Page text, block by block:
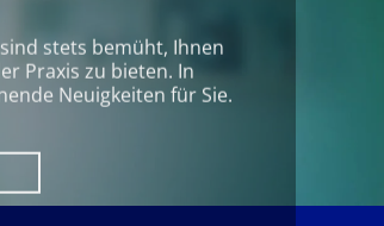
stets bemüht, Ihnen
Praxis zu bieten. In
Neuigkeiten für Sie.